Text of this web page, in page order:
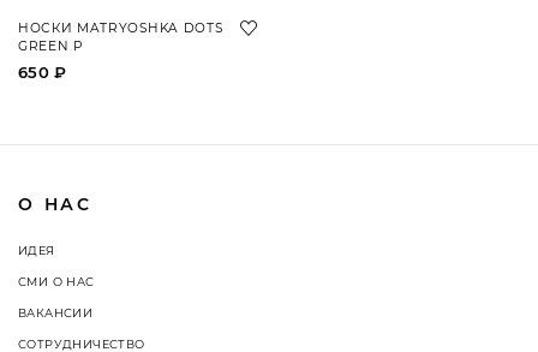
НОСКИ MATRYOSHKA DOTS
GREEN P
650 ₽
О НАС
ИДЕЯ
СМИ О НАС
ВАКАНСИИ
СОТРУДНИЧЕСТВО